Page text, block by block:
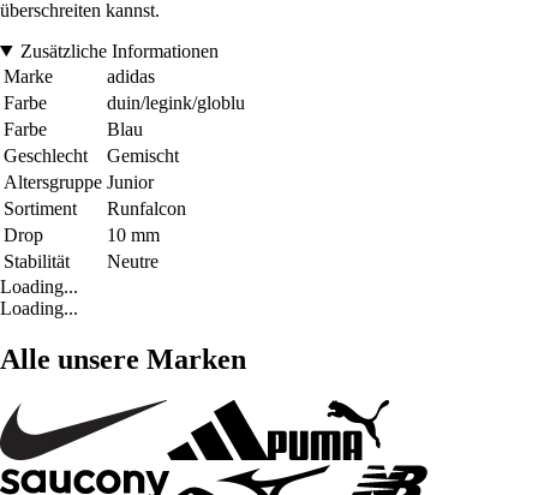
überschreiten kannst.
Zusätzliche Informationen
Marke
adidas
Farbe
duin/legink/globlu
Farbe
Blau
Geschlecht
Gemischt
Altersgruppe Junior
Sortiment
Runfalcon
Drop
10 mm
Stabilität
Neutre
Loading...
Loading...
Alle unsere Marken